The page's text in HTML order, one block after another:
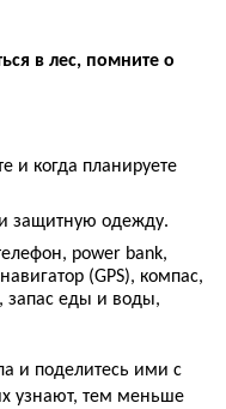
в лес, помните о
и когда планируете
защитную одежду.
power bank,
(GPS), компас,
запас еды и воды,
и поделитесь ими с
узнают, тем меньше